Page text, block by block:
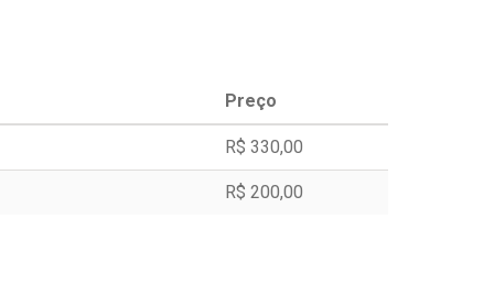
Preço
R$ 330,00
R$ 200,00